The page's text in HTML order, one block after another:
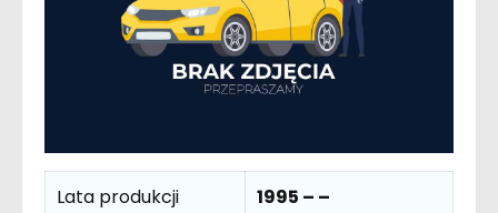
Lata produkcji
1995 – –